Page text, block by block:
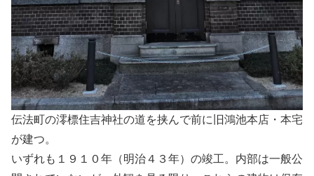
伝法町の澪標住吉神社の道を挟んで前に旧鴻池本店・本宅
が建つ。
いずれも１９１０年（明治４３年）の竣工。内部は一般公